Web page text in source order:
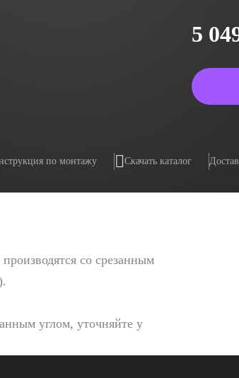
5
по монтажу Скачать каталог
со срезанным
углом, уточняйте у